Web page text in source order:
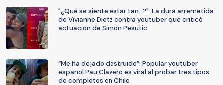
"¿Qué se siente estar tan...?": La dura arremetida
de Vivianne Dietz contra youtuber que criticó
actuación de Simón Pesutic
“Me ha dejado destruido”: Popular youtuber
español Pau Clavero es viral al probar tres tipos
de completos en Chile